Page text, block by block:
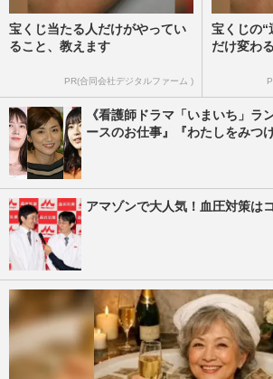
宝くじ当たる人だけがやってい
ること、教えます
PR(合同会社デジタルファーム )
宝くじの“
だけ変わる
《看護師ドラマ「いまいち」ラ
ースのお仕事』『わたしをみつ
アマゾンで大人気！血圧対策は